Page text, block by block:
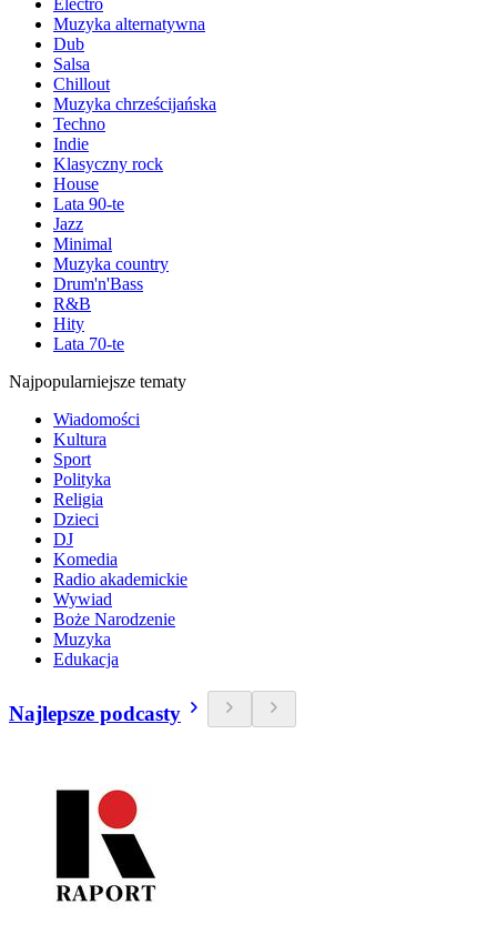
Electro
Muzyka alternatywna
Dub
Salsa
Chillout
Muzyka chrześcijańska
Techno
Indie
Klasyczny rock
House
Lata 90-te
Jazz
Minimal
Muzyka country
Drum'n'Bass
R&B
Hity
Lata 70-te
Najpopularniejsze tematy
Wiadomości
Kultura
Sport
Polityka
Religia
Dzieci
DJ
Komedia
Radio akademickie
Wywiad
Boże Narodzenie
Muzyka
Edukacja
Najlepsze podcasty